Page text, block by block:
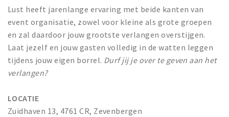
Lust heeft jarenlange ervaring met beide kanten van
event organisatie, zowel voor kleine als grote groepen
en zal daardoor jouw grootste verlangen overstijgen.
Laat jezelf en jouw gasten volledig in de watten leggen
tijdens jouw eigen borrel. Durf jij je over te geven aan het
verlangen?
LOCATIE
Zuidhaven 13, 4761 CR, Zevenbergen